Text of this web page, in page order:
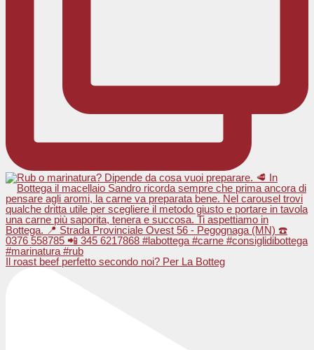
Il roast beef perfetto secondo noi? Per La Botteg